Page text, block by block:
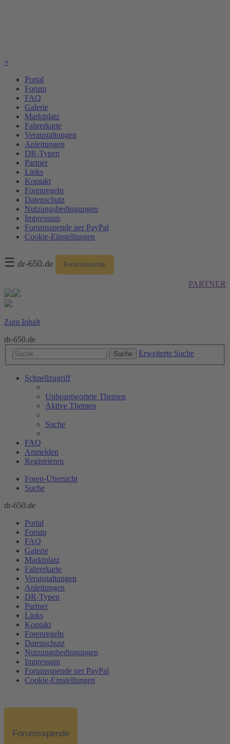
×
Portal
Forum
FAQ
Galerie
Marktplatz
Fahrerkarte
Veranstaltungen
Anleitungen
DR-Typen
Partner
Links
Kontakt
Forenregeln
Datenschutz
Nutzungsbedingungen
Impressum
Forumsspende per PayPal
Cookie-Einstellungen
☰ dr-650.de Forumsspende
PARTNER
Zum Inhalt
dr-650.de
Suche Erweiterte Suche
Schnellzugriff
Unbeantwortete Themen
Aktive Themen
Suche
FAQ
Anmelden
Registrieren
Foren-Übersicht
Suche
dr-650.de
Portal
Forum
FAQ
Galerie
Marktplatz
Fahrerkarte
Veranstaltungen
Anleitungen
DR-Typen
Partner
Links
Kontakt
Forenregeln
Datenschutz
Nutzungsbedingungen
Impressum
Forumsspende per PayPal
Cookie-Einstellungen
Forumsspende